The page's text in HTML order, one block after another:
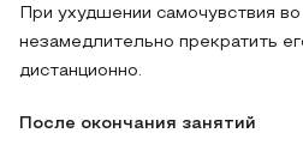
При ухудшении самочувствия
незамедлительно прекратить
дистанционно.
После окончания занятий